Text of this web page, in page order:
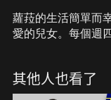
蘿菈的生活簡單而
愛的兒女。每個週
幫助了蘿拉。幾天
桌子不夠，兩人便
其他人也看了